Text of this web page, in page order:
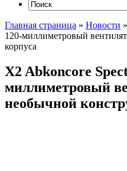
Главная страница » Новости »
120-миллиметровый
корпуса
X2 Abkoncore
миллиметровый
необычной